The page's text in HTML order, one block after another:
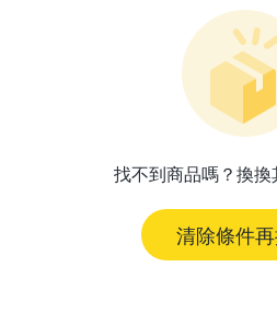
找不到商品嗎？換換
清除條件